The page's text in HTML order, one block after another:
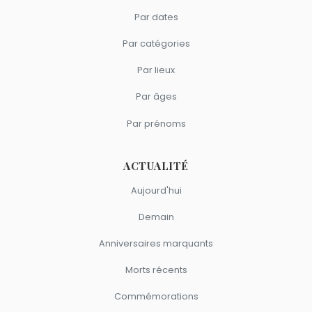
Par dates
Par catégories
Par lieux
Par âges
Par prénoms
ACTUALITÉ
Aujourd'hui
Demain
Anniversaires marquants
Morts récents
Commémorations